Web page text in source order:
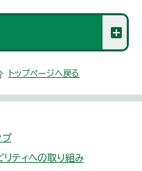
トップページへ戻る
プ
リティへの取り組み